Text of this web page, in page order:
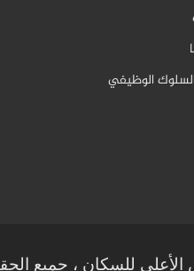
الوظيفي
الأعلى للسكان ، جميع